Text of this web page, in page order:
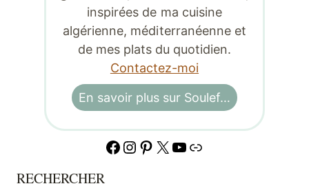
inspirées de ma cuisine
algérienne, méditerranéenne et
de mes plats du quotidien.
Contactez-moi
En savoir plus sur Soulef…
Facebook
Instagram
Pinterest
X YouTube
Lien
RECHERCHER